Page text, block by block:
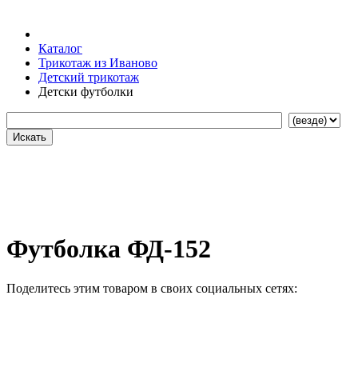
Каталог
Трикотаж из Иваново
Детский трикотаж
Детски футболки
Футболка ФД-152
Поделитесь этим товаром в своих социальных сетях: